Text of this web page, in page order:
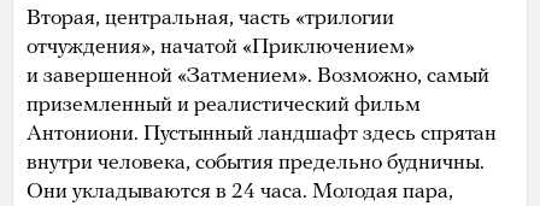
Вторая, центральная, часть «трилогии
отчуждения», начатой «Приключением»
и завершенной «Затмением». Возможно, самый
приземленный и реалистический фильм
Антониони. Пустынный ландшафт здесь спрятан
внутри человека, события предельно будничны.
Они укладываются в 24 часа. Молодая пара,